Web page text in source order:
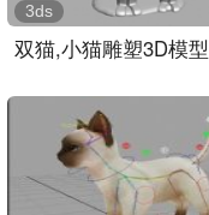
双猫,小猫雕塑3D模型
3ds